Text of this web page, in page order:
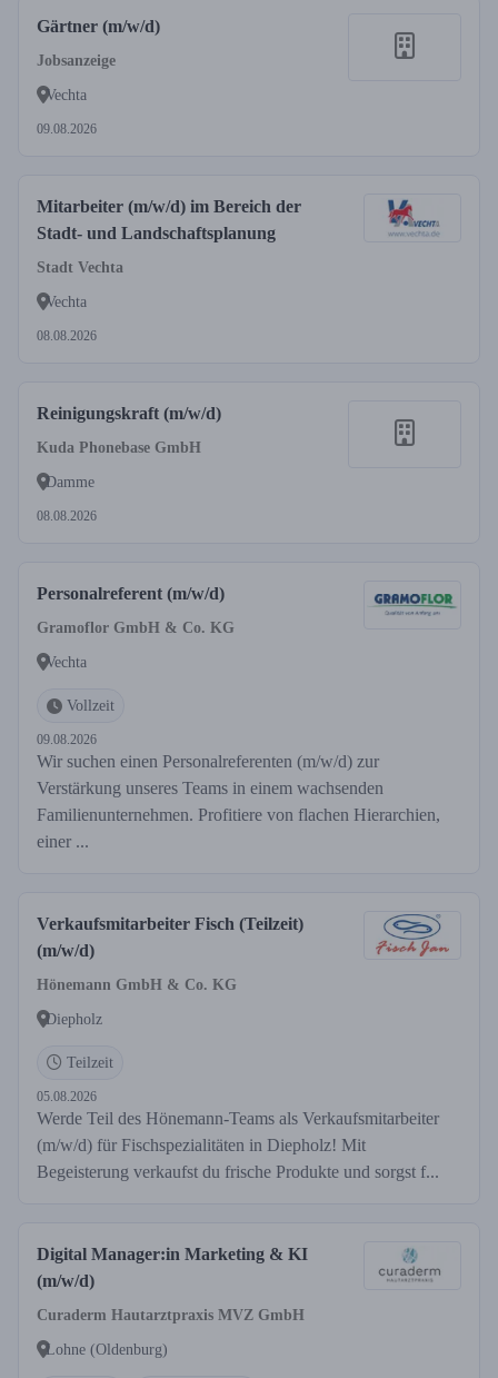
Gärtner (m/w/d)
Jobsanzeige
Vechta
09.08.2026
Mitarbeiter (m/w/d) im Bereich der
Stadt- und Landschaftsplanung
Stadt Vechta
Vechta
08.08.2026
Reinigungskraft (m/w/d)
Kuda Phonebase GmbH
Damme
08.08.2026
Personalreferent (m/w/d)
Gramoflor GmbH & Co. KG
Vechta
Vollzeit
09.08.2026
Wir suchen einen Personalreferenten (m/w/d) zur
Verstärkung unseres Teams in einem wachsenden
Familienunternehmen. Profitiere von flachen Hierarchien,
einer ...
Verkaufsmitarbeiter Fisch (Teilzeit)
(m/w/d)
Hönemann GmbH & Co. KG
Diepholz
Teilzeit
05.08.2026
Werde Teil des Hönemann-Teams als Verkaufsmitarbeiter
(m/w/d) für Fischspezialitäten in Diepholz! Mit
Begeisterung verkaufst du frische Produkte und sorgst f...
Digital Manager:in Marketing & KI
(m/w/d)
Curaderm Hautarztpraxis MVZ GmbH
Lohne (Oldenburg)